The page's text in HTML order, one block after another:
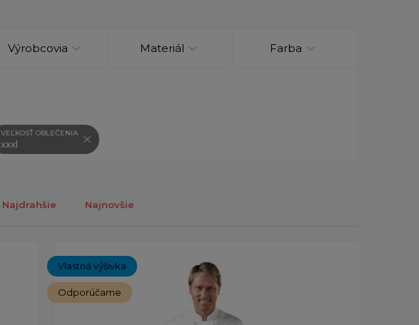
Výrobcovia Materiál Farba
VEĽKOSŤ OBLEČENIA
xxxl
Najdrahšie Najnovšie
Vlastná výšivka
Odporúčame